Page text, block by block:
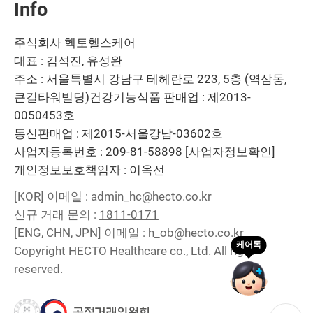
Info
주식회사 헥토헬스케어
대표 : 김석진, 유성완
주소 : 서울특별시 강남구 테헤란로 223, 5층 (역삼동,
큰길타워빌딩)건강기능식품 판매업 : 제2013-
0050453호
통신판매업 : 제2015-서울강남-03602호
사업자등록번호 : 209-81-58898 [사업자정보확인]
개인정보보호책임자 : 이옥선
[KOR] 이메일 : admin_hc@hecto.co.kr
신규 거래 문의 : 1811-0171
[ENG, CHN, JPN] 이메일 : h_ob@hecto.co.kr
Copyright HECTO Healthcare co., Ltd. All right
reserved.